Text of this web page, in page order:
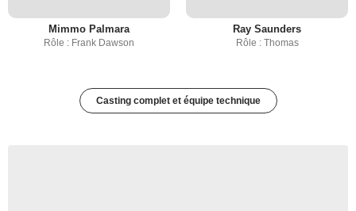
Mimmo Palmara
Rôle : Frank Dawson
Ray Saunders
Rôle : Thomas
Casting complet et équipe technique